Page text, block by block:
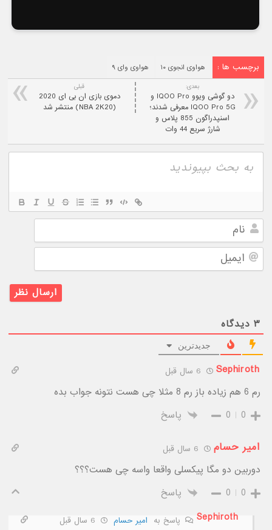
برچسب ها : هواوی انجوی ۱۰ هواوی وای ۹
قبلی
دموی بازی ان بی ای 2020
(NBA 2K20) منتشر شد
بعدی:
دو گوشی ویوو IQOO Pro و
IQOO Pro 5G معرفی شدند؛
اسنپدراگون 855 پلاس و
شارژ سریع 44 وات
نام
ایمیل
۳ دیدگاه
جدیدترین
Sephiroth
رم 6 هم زیاده باز رم 8 مثلا چی هست نتونه جواب بده
0
0 پاسخ
امیر حسام
دوربین دو مگا پیکسلی واقعا واسه چی هست؟؟؟
0
0
پاسخ
Sephiroth
پاسخ به امیر حسام